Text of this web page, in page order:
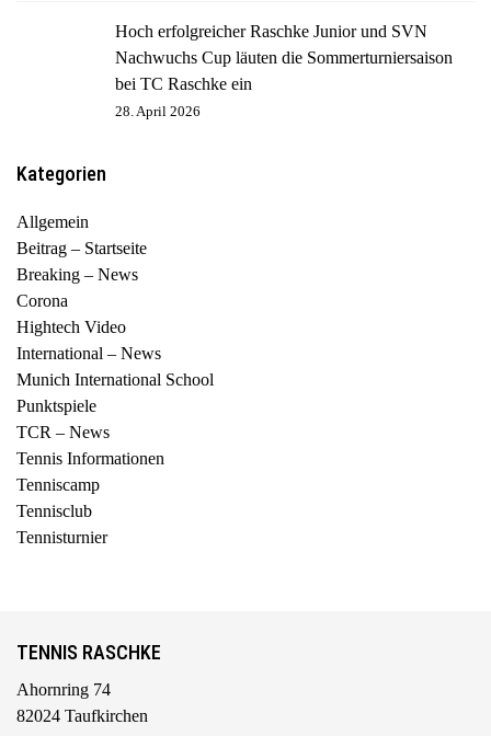
Hoch erfolgreicher Raschke Junior und SVN
Nachwuchs Cup läuten die Sommerturniersaison
bei TC Raschke ein
28. April 2026
Kategorien
Allgemein
Beitrag – Startseite
Breaking – News
Corona
Hightech Video
International – News
Munich International School
Punktspiele
TCR – News
Tennis Informationen
Tenniscamp
Tennisclub
Tennisturnier
TENNIS RASCHKE
Ahornring 74
82024 Taufkirchen